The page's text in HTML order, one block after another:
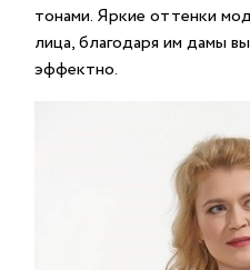
тонами. Яркие оттенки
лица, благодаря им дамы
эффектно.